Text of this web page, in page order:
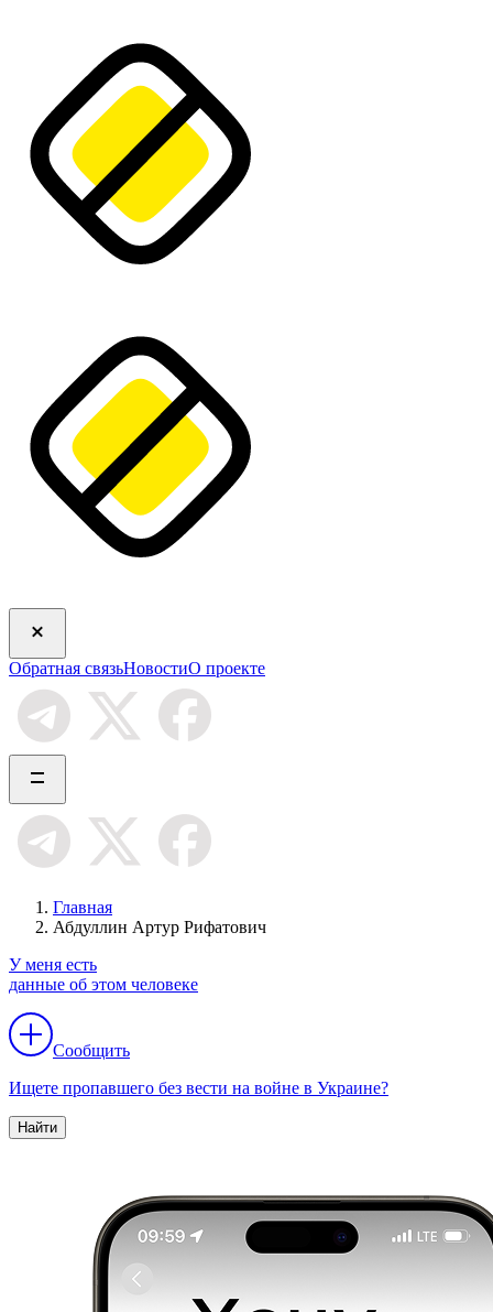
Обратная связьНовостиО проекте
Главная
Абдуллин Артур Рифатович
У меня есть
данные об этом человеке
Сообщить
Ищете пропавшего без вести на войне в Украине?
Найти